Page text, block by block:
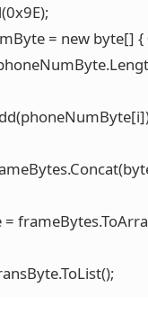
= new byte[]
List<byte> lb =transByte.ToList();